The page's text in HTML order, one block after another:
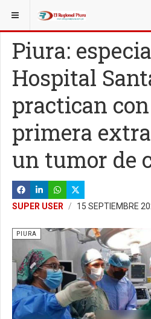
ESTÁ AQUÍ: REGIÓN PIURA
Piura:
Hospital
practican
primera
un tumor de
SUPER USER 15 SEPTIEMBRE
PIURA